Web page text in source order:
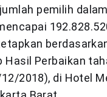
pemilih
Hasil Perbaikan
2018), di Hotel